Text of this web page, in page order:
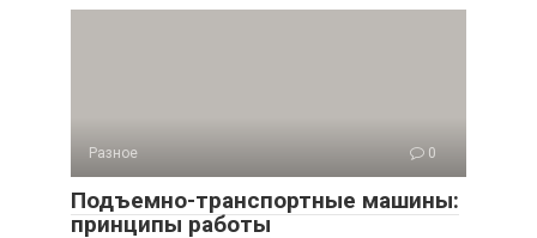
Разное 0
Подъемно-транспортные машины:
принципы работы